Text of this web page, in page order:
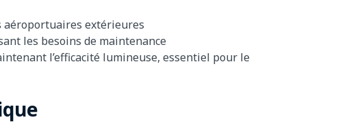
extérieures
les besoins de maintenance
l’efficacité lumineuse, essentiel pour le